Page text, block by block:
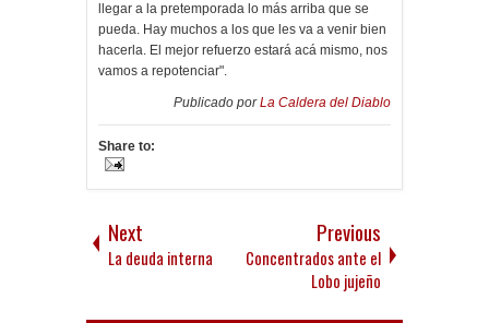
llegar a la pretemporada lo más arriba que se
pueda. Hay muchos a los que les va a venir bien
hacerla. El mejor refuerzo estará acá mismo, nos
vamos a repotenciar".
Publicado porLa Caldera del Diablo
Share to:
Next
La deuda interna
Previous
Concentrados ante el
Lobo jujeño